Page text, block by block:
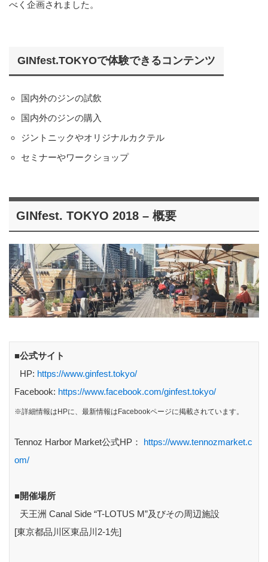
べく企画されました。
GINfest.TOKYOで体験できるコンテンツ
国内外のジンの試飲
国内外のジンの購入
ジントニックやオリジナルカクテル
セミナーやワークショップ
GINfest. TOKYO 2018 – 概要
■公式サイト
HP: https://www.ginfest.tokyo/
Facebook: https://www.facebook.com/ginfest.tokyo/
※詳細情報はHPに、最新情報はFacebookページに掲載されています。
Tennoz Harbor Market公式HP： https://www.tennozmarket.c
om/
■開催場所
天王洲 Canal Side “T-LOTUS M”及びその周辺施設
[東京都品川区東品川2-1先]